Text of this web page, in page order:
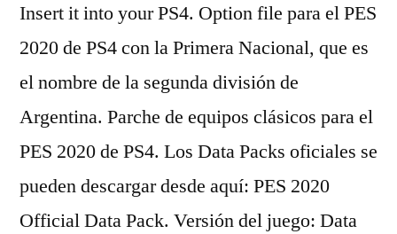
Insert it into your PS4. Option file para el PES
2020 de PS4 con la Primera Nacional, que es
el nombre de la segunda división de
Argentina. Parche de equipos clásicos para el
PES 2020 de PS4. Los Data Packs oficiales se
pueden descargar desde aquí: PES 2020
Official Data Pack. Versión del juego: Data